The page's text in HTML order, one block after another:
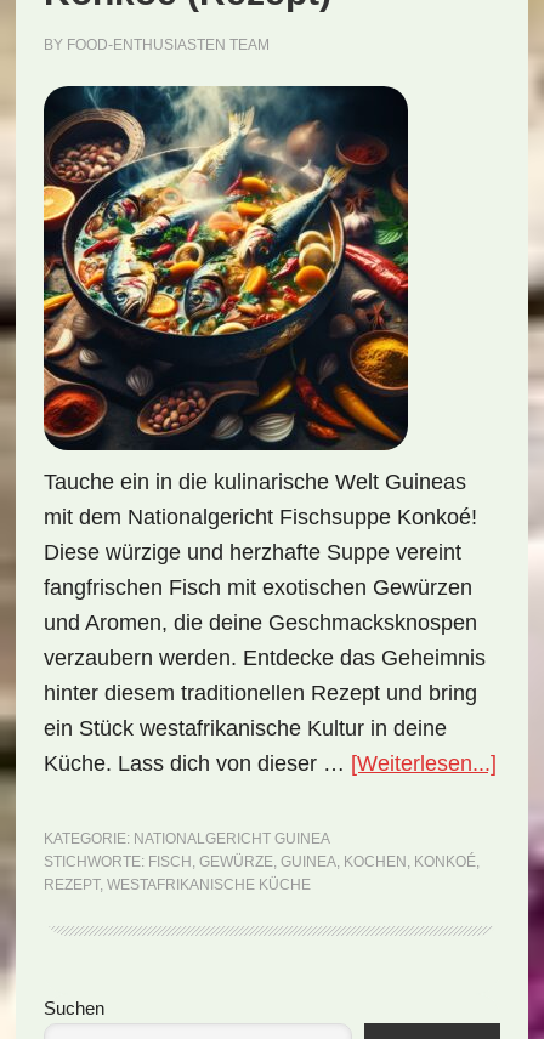
BY FOOD-ENTHUSIASTEN TEAM
Tauche ein in die kulinarische Welt Guineas
mit dem Nationalgericht Fischsuppe Konkoé!
Diese würzige und herzhafte Suppe vereint
fangfrischen Fisch mit exotischen Gewürzen
und Aromen, die deine Geschmacksknospen
verzaubern werden. Entdecke das Geheimnis
hinter diesem traditionellen Rezept und bring
ein Stück westafrikanische Kultur in deine
Küche. Lass dich von dieser … [Weiterlesen...]
KATEGORIE: NATIONALGERICHT GUINEA
STICHWORTE: FISCH , GEWÜRZE, GUINEA, KOCHEN , KONKOÉ,
REZEPT, WESTAFRIKANISCHE KÜCHE
Seitenspalte
Suchen